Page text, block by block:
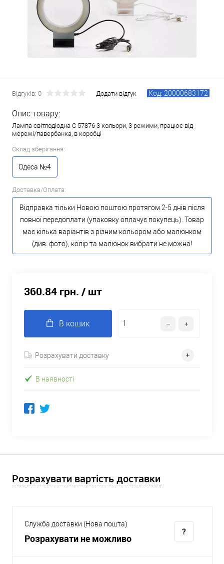
Відгуків: 0 Додати відгук Код: 20000683172
Опис товару:
Лампа світлодіодна C 57876 3 кольори, 3 режими, працює від
мережі/павербанка, в коробці
Склад зберігання:
Одеса №4
Доставка/Оплата:
Відправка тільки Новою поштою протягом 2-5 днів після
повної передоплати (упаковку оплачує покупець). Товар
має кілька варіантів з різним кольором або малюнком
(див. фото), колір та малюнок вибрати не можна!
360.84 грн. / шт
В кошик
Розрахувати доставку
В наявності
Розрахувати вартість доставки
Служба доставки (Нова пошта)
Розрахувати не можливо